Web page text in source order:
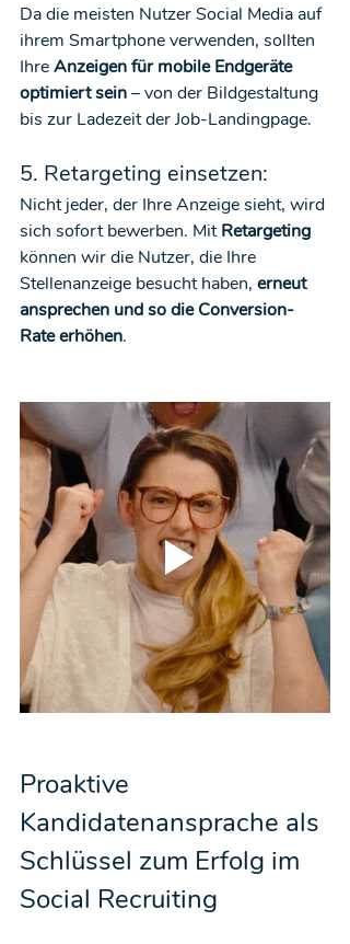
Da die meisten Nutzer Social Media auf
ihrem Smartphone verwenden, sollten
Ihre Anzeigen für mobile Endgeräte
optimiert sein – von der Bildgestaltung
bis zur Ladezeit der Job-Landingpage.
5. Retargeting einsetzen:
Nicht jeder, der Ihre Anzeige sieht, wird
sich sofort bewerben. Mit Retargeting
können wir die Nutzer, die Ihre
Stellenanzeige besucht haben, erneut
ansprechen und so die Conversion-
Rate erhöhen.
Proaktive
Kandidatenansprache als
Schlüssel zum Erfolg im
Social Recruiting